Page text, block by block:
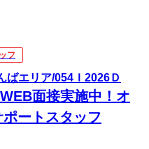
フ
ばエリア/054Ｉ2026Ｄ
面接実施中！オ
ートスタッフ